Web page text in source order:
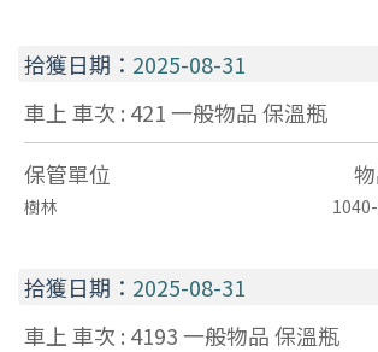
拾獲日期： 2025-08-31
車上 車次 : 421一般物品保溫瓶
保管單位
樹林
拾獲日期： 2025-08-31
車上 車次 : 4193一般物品保溫瓶